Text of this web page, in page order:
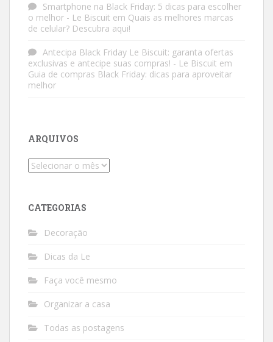
Smartphone na Black Friday: 5 dicas para escolher
o melhor - Le Biscuit em Quais as melhores marcas
de celular? Descubra aqui!
Antecipa Black Friday Le Biscuit: garanta ofertas
exclusivas e antecipe suas compras! - Le Biscuit em
Guia de compras Black Friday: dicas para aproveitar
melhor
ARQUIVOS
Arquivos
CATEGORIAS
Decoração
Dicas da Le
Faça você mesmo
Organizar a casa
Todas as postagens